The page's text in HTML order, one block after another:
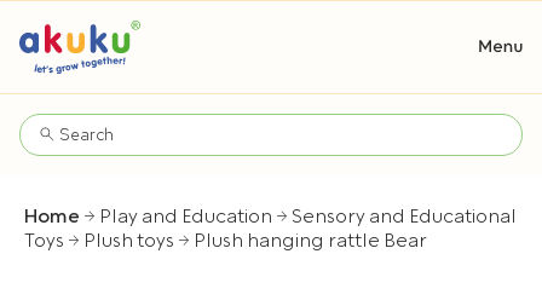
Home Play and Education
Sensory and Educational
Toys
Plush toys Plush hanging rattle Bear